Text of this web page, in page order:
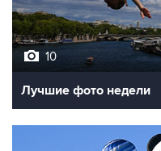
10
Лучшие фото недели